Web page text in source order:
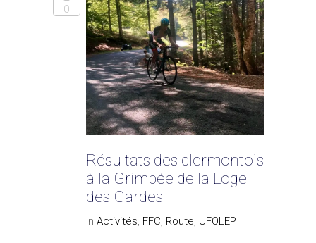
0
Résultats des clermontois
à la Grimpée de la Loge
des Gardes
In Activités, FFC, Route, UFOLEP